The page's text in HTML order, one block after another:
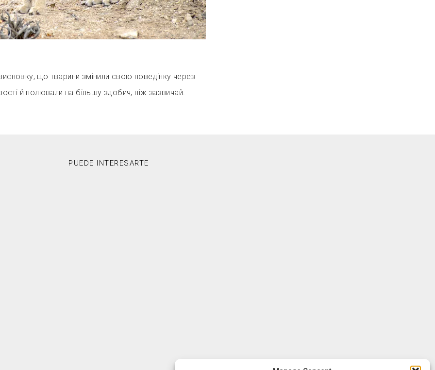
що тварини змінили свою поведінку через
й полювали на більшу здобич, ніж зазвичай.
PUEDE INTERESARTE